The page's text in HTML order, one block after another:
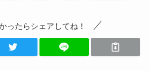
ったらシェアしてね！